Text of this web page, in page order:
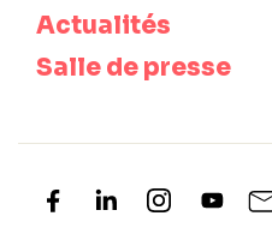
Actualités
Salle de presse